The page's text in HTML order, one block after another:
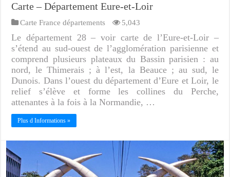
Carte – Département Eure-et-Loir
Carte France départements 5,043
Le département 28 – voir carte de l’Eure-et-Loir –
s’étend au sud-ouest de l’agglomération parisienne et
comprend plusieurs plateaux du Bassin parisien : au
nord, le Thimerais ; à l’est, la Beauce ; au sud, le
Dunois. Dans l’ouest du département d’Eure et Loir, le
relief s’élève et forme les collines du Perche,
attenantes à la fois à la Normandie, …
Plus d Informations »